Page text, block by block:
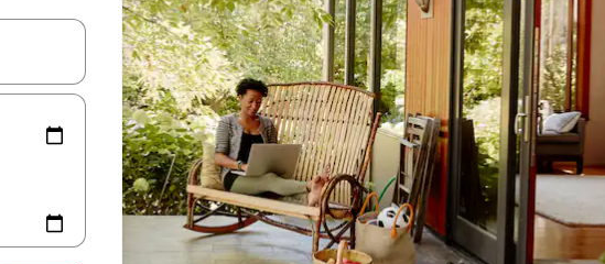
con las teclas de flecha hacia arriba y hacia abajo o explorá deslizando el